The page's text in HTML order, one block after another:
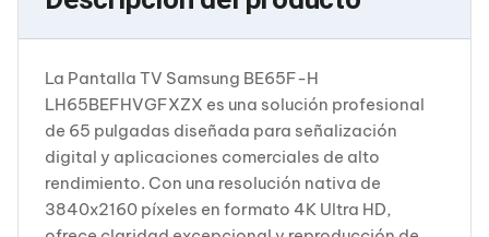
Soportes para Monitores
Monitores Portátiles
Accesorios para Estaciones de Trabajo
Estaciones de Trabajo
Memorias RAM y Flash
Memorias RAM para PC
Memorias RAM para Servidores
Memorias RAM para Laptop
Memorias USB
La Pantalla TV Samsung BE65F-H
LH65BEFHVGFXZX es una solución profesional
de 65 pulgadas diseñada para señalización
digital y aplicaciones comerciales de alto
rendimiento. Con una resolución nativa de
3840x2160 píxeles en formato 4K Ultra HD,